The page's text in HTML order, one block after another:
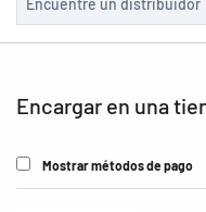
Encargar en una
Mostrar métodos de pago